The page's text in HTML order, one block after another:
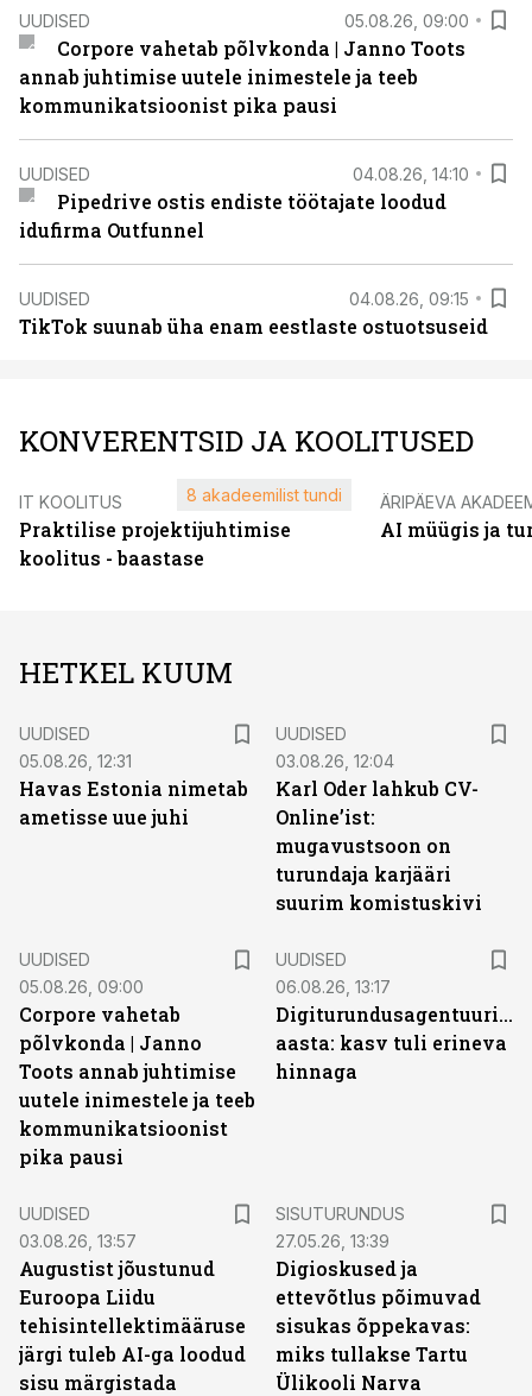
UUDISED 05.08.26, 09:00
Corpore vahetab põlvkonda | Janno Toots
annab juhtimise uutele inimestele ja teeb
kommunikatsioonist pika pausi
UUDISED 04.08.26, 14:10
Pipedrive ostis endiste töötajate loodud
idufirma Outfunnel
UUDISED 04.08.26, 09:15
TikTok suunab üha enam eestlaste ostuotsuseid
KONVERENTSID JA KOOLITUSED
IT KOOLITUS
Praktilise projektijuhtimise
koolitus - baastase
8 akadeemilist tundi ÄRIPÄEVA
AI müügis ja
HETKEL KUUM
UUDISED
05.08.26, 12:31
Havas Estonia nimetab
ametisse uue juhi
UUDISED
03.08.26, 12:04
Karl Oder lahkub CV-
Online’ist:
mugavustsoon on
turundaja karjääri
suurim komistuskivi
UUDISED
05.08.26, 09:00
Corpore vahetab
põlvkonda | Janno
Toots annab juhtimise
uutele inimestele ja teeb
kommunikatsioonist
pika pausi
UUDISED
06.08.26, 13:17
Digiturundusagentuuride
aasta: kasv tuli erineva
hinnaga
UUDISED
03.08.26, 13:57
Augustist jõustunud
Euroopa Liidu
tehisintellektimääruse
järgi tuleb AI-ga loodud
sisu märgistada
SISUTURUNDUS
27.05.26, 13:39
Digioskused ja
ettevõtlus põimuvad
sisukas õppekavas:
miks tullakse Tartu
Ülikooli Narva